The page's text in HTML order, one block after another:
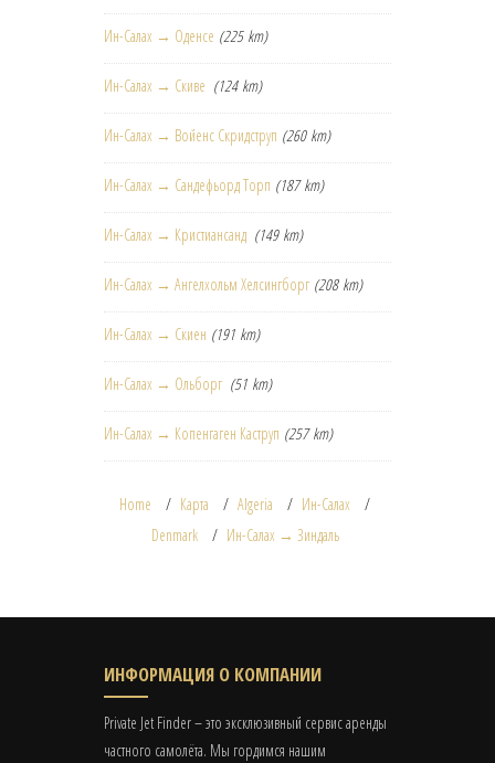
Ин-Салах → Оденсе (225 km)
Ин-Салах → Скиве (124 km)
Ин-Салах → Войенс Скридструп (260 km)
Ин-Салах → Сандефьорд Торп (187 km)
Ин-Салах → Кристиансанд (149 km)
Ин-Салах → Ангелхольм Хелсингборг (208 km)
Ин-Салах → Скиен (191 km)
Ин-Салах → Ольборг (51 km)
Ин-Салах → Копенгаген Каструп (257 km)
Home Карта Algeria
Ин-Салах
Denmark
Ин-Салах → Зиндаль
ИНФОРМАЦИЯ О КОМПАНИИ
Private Jet Finder – это эксклюзивный сервис аренды
частного самолёта. Мы гордимся нашим